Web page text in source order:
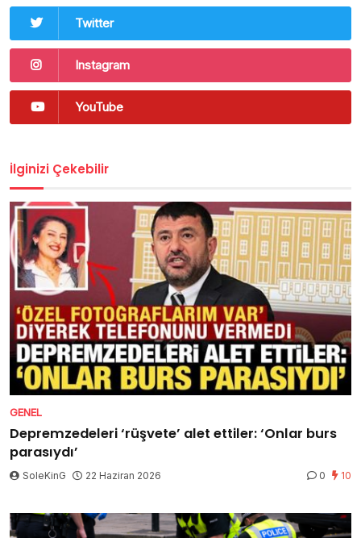
Twitter
Instagram
YouTube
İlginizi Çekebilir
GENEL
Depremzedeleri ‘rüşvete’ alet ettiler: ‘Onlar burs
parasıydı’
SoleKinG 22 Haziran 2026 0 10